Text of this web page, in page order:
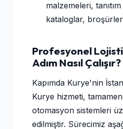
malzemeleri,
kataloglar,
Profesyonel
Adım Nasıl Çalışır?
Kapımda Kurye'nin
Kurye hizmeti,
otomasyon sistemleri
edilmiştir. Sürecimiz